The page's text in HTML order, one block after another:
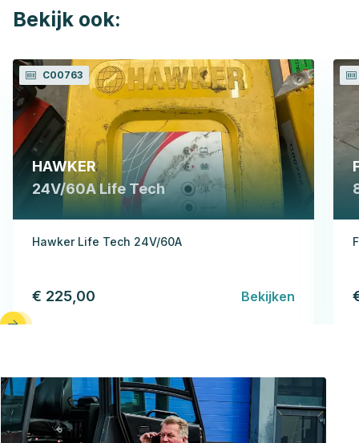
Bekijk ook:
C00763
HAWKER
24V/60A Life Tech
Hawker Life Tech 24V/60A
€ 225,00 Bekijken